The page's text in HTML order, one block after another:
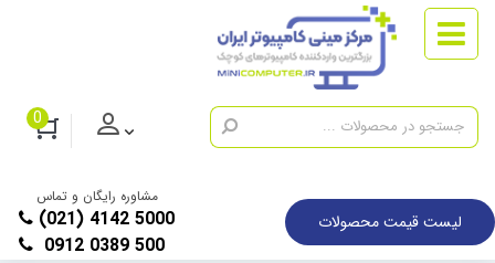
0
لیست قیمت محصولات
مشاوره رایگان و تماس
(021) 4142 5000
0912 0389 500